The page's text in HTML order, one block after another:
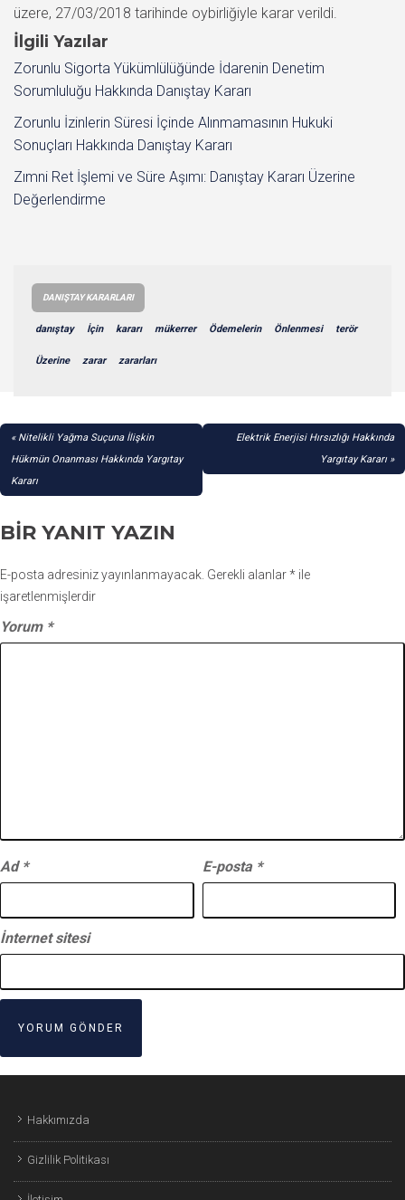
üzere, 27/03/2018 tarihinde oybirliğiyle karar verildi.
İlgili Yazılar
Zorunlu Sigorta Yükümlülüğünde İdarenin Denetim
Sorumluluğu Hakkında Danıştay Kararı
Zorunlu İzinlerin Süresi İçinde Alınmamasının Hukuki
Sonuçları Hakkında Danıştay Kararı
Zımni Ret İşlemi ve Süre Aşımı: Danıştay Kararı Üzerine
Değerlendirme
DANIŞTAY KARARLARI
danıştay İçin kararı mükerrer Ödemelerin Önlenmesi terör
Üzerine zarar zararları
YAZI
GEZINMESI
Nitelikli Yağma Suçuna İlişkin
Hükmün Onanması Hakkında Yargıtay
Kararı
Elektrik Enerjisi Hırsızlığı Hakkında
Yargıtay Kararı
BIR YANIT YAZIN
E-posta adresiniz yayınlanmayacak. Gerekli alanlar* ile
işaretlenmişlerdir
Yorum *
Ad * E-posta *
İnternet sitesi
Hakkımızda
Gizlilik Politikası